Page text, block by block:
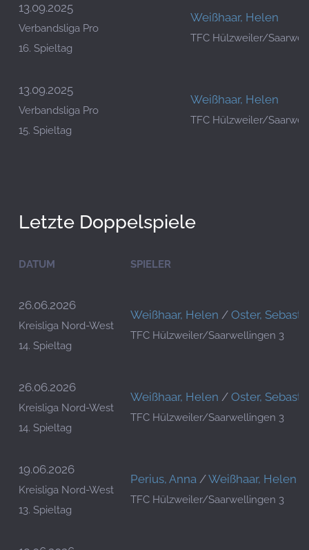
13.09.2025
Verbandsliga Pro
16. Spieltag
Weißhaar, Helen
TFC Hülzweiler/
13.09.2025
Verbandsliga Pro
15. Spieltag
Weißhaar, Helen
TFC Hülzweiler/
Letzte Doppelspiele
DATUM SPIELER
26.06.2026
Kreisliga Nord-West
14. Spieltag
Weißhaar, Helen / Oster,
TFC Hülzweiler/Saarwellingen 3
26.06.2026
Kreisliga Nord-West
14. Spieltag
Weißhaar, Helen / Oster,
TFC Hülzweiler/Saarwellingen 3
19.06.2026
Kreisliga Nord-West
13. Spieltag
Perius, Anna /Weißhaar, Helen
TFC Hülzweiler/Saarwellingen 3